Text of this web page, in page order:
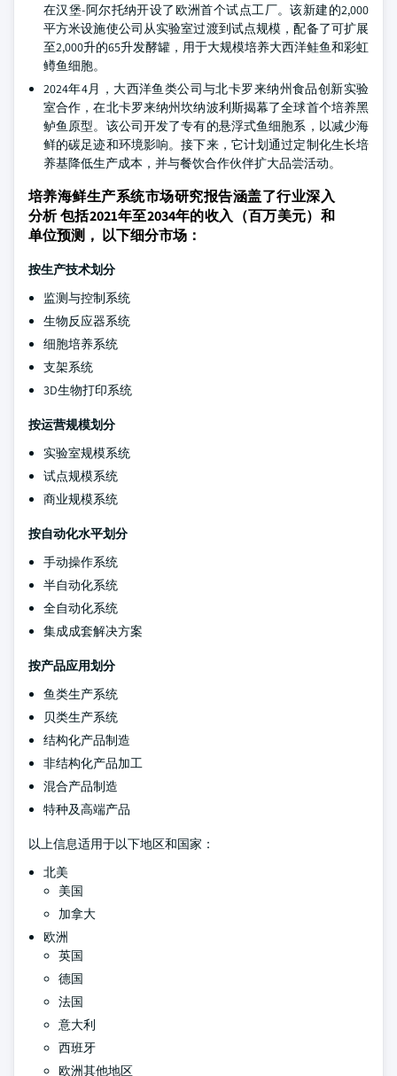
在汉堡-阿尔托纳开设了欧洲首个试点工厂。该新建的2,000
平方米设施使公司从实验室过渡到试点规模，配备了可扩展
至2,000升的65升发酵罐，用于大规模培养大西洋鲑鱼和彩虹
鳟鱼细胞。
2024年4月，大西洋鱼类公司与北卡罗来纳州食品创新实验
室合作，在北卡罗来纳州坎纳波利斯揭幕了全球首个培养黑
鲈鱼原型。该公司开发了专有的悬浮式鱼细胞系，以减少海
鲜的碳足迹和环境影响。接下来，它计划通过定制化生长培
养基降低生产成本，并与餐饮合作伙伴扩大品尝活动。
培养海鲜生产系统市场研究报告涵盖了行业深入
分析 包括2021年至2034年的收入（百万美元）和
单位预测， 以下细分市场：
按生产技术划分
监测与控制系统
生物反应器系统
细胞培养系统
支架系统
3D生物打印系统
按运营规模划分
实验室规模系统
试点规模系统
商业规模系统
按自动化水平划分
手动操作系统
半自动化系统
全自动化系统
集成成套解决方案
按产品应用划分
鱼类生产系统
贝类生产系统
结构化产品制造
非结构化产品加工
混合产品制造
特种及高端产品
以上信息适用于以下地区和国家：
北美
美国
加拿大
欧洲
英国
德国
法国
意大利
西班牙
欧洲其他地区